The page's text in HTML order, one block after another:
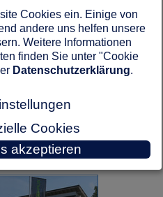
Köln Hausnummer 15
Köln Hausnummer 21
Cookies ein. Einige von
andere uns helfen unsere
Weitere Informationen
finden Sie unter "Cookie
Datenschutzerklärung.
Cookies
akzeptieren